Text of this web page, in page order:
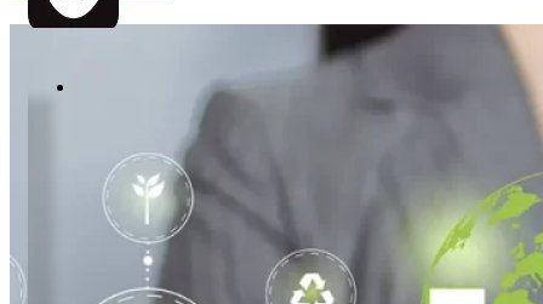
BPO
de
Documentos
BPM
Workflow
GED